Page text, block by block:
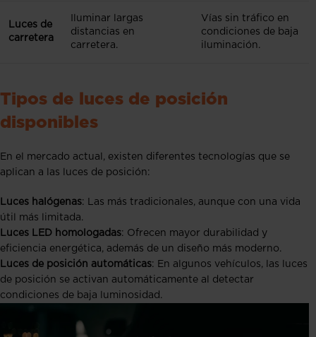
Luces de
carretera
Iluminar largas
distancias en
carretera.
Vías sin tráfico en
condiciones de baja
iluminación.
Tipos de luces de posición
disponibles
En el mercado actual, existen diferentes tecnologías que se
aplican a las luces de posición:
Luces halógenas: Las más tradicionales, aunque con una vida
útil más limitada.
Luces LED homologadas: Ofrecen mayor durabilidad y
eficiencia energética, además de un diseño más moderno.
Luces de posición automáticas: En algunos vehículos, las luces
de posición se activan automáticamente al detectar
condiciones de baja luminosidad.